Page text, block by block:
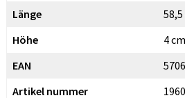
Länge
Höhe
4 cm
EAN
Artikel nummer